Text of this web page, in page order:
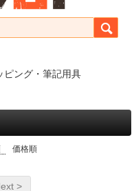
ピング・筆記用具
価格順
>